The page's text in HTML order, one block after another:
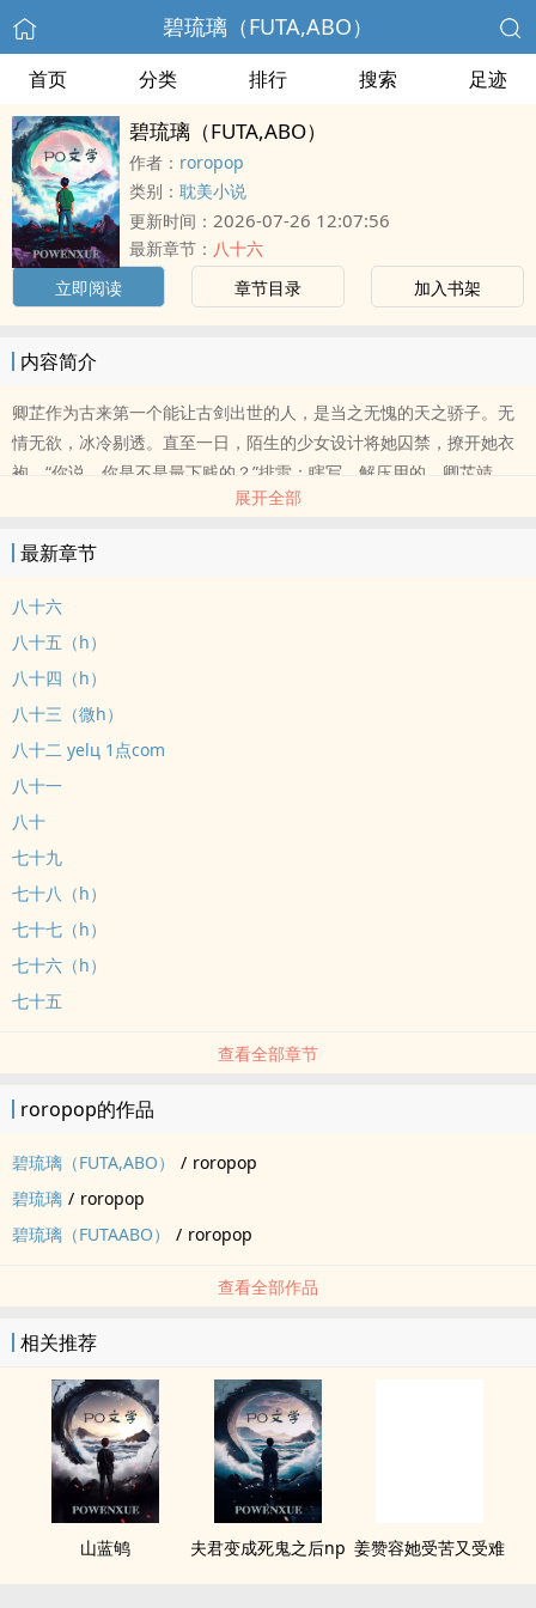
碧琉璃（FUTA,ABO）
首页 分类 排行 搜索 足迹
碧琉璃（FUTA,ABO）
作者： roropop
类别： 耽美小说
更新时间： 2026-07-26 12:07:56
最新章节： 八十六
立即阅读
章节目录 加入书架
内容简介
卿芷作为古来第一个能让古剑出世的人，是当之无愧的天之骄子。无
情无欲，冰冷剔透。直至一日，陌生的少女设计将她囚禁，撩开她衣
袍。“你说，你是不是最下贱的？”排雷：瞎写，解压用的，卿芷靖
川，年上，前期弱攻强受不完全肉文，有剧情，标题后有括号的是h
节，有ntr。攻守攻德(重点！！！）感情上始终1v1设定女A没有阴
接受再看
展开全部
最新章节
八十六
八十五（h）
八十四（h）
八十三（微h）
八十二 yelц 1点com
八十一
八十
七十九
七十八（h）
七十七（h）
七十六（h）
七十五
查看全部章节
roropop的作品
碧琉璃（FUTA,ABO） / roropop
碧琉璃 / roropop
碧琉璃（FUTAABO）
/ roropop
查看全部作品
相关推荐
山蓝鸲 夫君变成死鬼之后np 姜赞容她受苦又受难